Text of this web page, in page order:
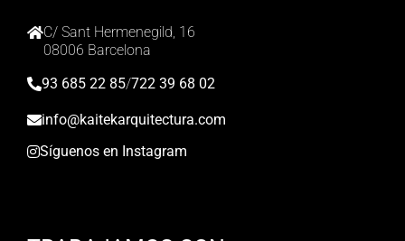
C/ Sant Hermenegild, 16
08006 Barcelona
93 685 22 85/722 39 68 02
info@kaitekarquitectura.com
Síguenos en Instagram